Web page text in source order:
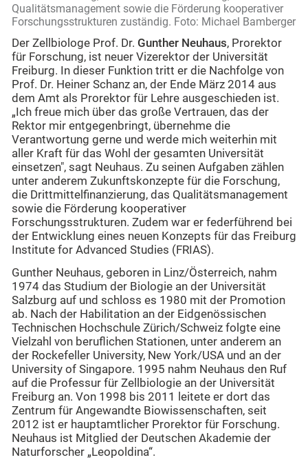
Qualitätsmanagement sowie die Förderung kooperativer
Forschungsstrukturen zuständig. Foto: Michael Bamberger
Der Zellbiologe Prof. Dr. Gunther Neuhaus, Prorektor
für Forschung, ist neuer Vizerektor der Universität
Freiburg. In dieser Funktion tritt er die Nachfolge von
Prof. Dr. Heiner Schanz an, der Ende März 2014 aus
dem Amt als Prorektor für Lehre ausgeschieden ist.
„Ich freue mich über das große Vertrauen, das der
Rektor mir entgegenbringt, übernehme die
Verantwortung gerne und werde mich weiterhin mit
aller Kraft für das Wohl der gesamten Universität
einsetzen", sagt Neuhaus. Zu seinen Aufgaben zählen
unter anderem Zukunftskonzepte für die Forschung,
die Drittmittelfinanzierung, das Qualitätsmanagement
sowie die Förderung kooperativer
Forschungsstrukturen. Zudem war er federführend bei
der Entwicklung eines neuen Konzepts für das Freiburg
Institute for Advanced Studies (FRIAS).
Gunther Neuhaus, geboren in Linz/Österreich, nahm
1974 das Studium der Biologie an der Universität
Salzburg auf und schloss es 1980 mit der Promotion
ab. Nach der Habilitation an der Eidgenössischen
Technischen Hochschule Zürich/Schweiz folgte eine
Vielzahl von beruflichen Stationen, unter anderem an
der Rockefeller University, New York/USA und an der
University of Singapore. 1995 nahm Neuhaus den Ruf
auf die Professur für Zellbiologie an der Universität
Freiburg an. Von 1998 bis 2011 leitete er dort das
Zentrum für Angewandte Biowissenschaften, seit
2012 ist er hauptamtlicher Prorektor für Forschung.
Neuhaus ist Mitglied der Deutschen Akademie der
Naturforscher „Leopoldina“.